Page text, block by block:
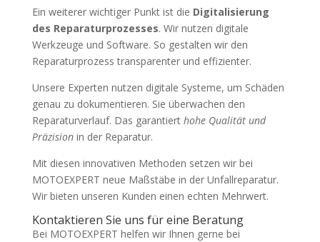
Ein weiterer wichtiger Punkt ist die Digitalisierung
des Reparaturprozesses. Wir nutzen digitale
Werkzeuge und Software. So gestalten wir den
Reparaturprozess transparenter und effizienter.
Unsere Experten nutzen digitale Systeme, um Schäden
genau zu dokumentieren. Sie überwachen den
Reparaturverlauf. Das garantiert hohe Qualität und
Präzisionin der Reparatur.
Mit diesen innovativen Methoden setzen wir bei
MOTOEXPERT neue Maßstäbe in der Unfallreparatur.
Wir bieten unseren Kunden einen echten Mehrwert.
Kontaktieren Sie uns für eine Beratung
Bei MOTOEXPERT helfen wir Ihnen gerne bei